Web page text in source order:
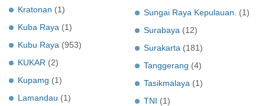
Kratonan (1)
Kuba Raya (1)
Kubu Raya (953)
KUKAR (2)
Kupamg (1)
Lamandau (1)
Sungai Raya Kepulauan.
(1)
Surabaya (12)
Surakarta (181)
Tanggerang (4)
Tasikmalaya (1)
TNI (1)